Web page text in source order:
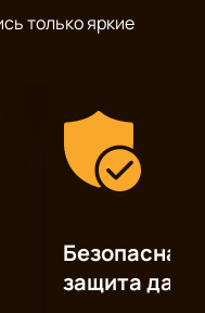
жизненный
режиссеров,
только яркие
Безопасная
защита